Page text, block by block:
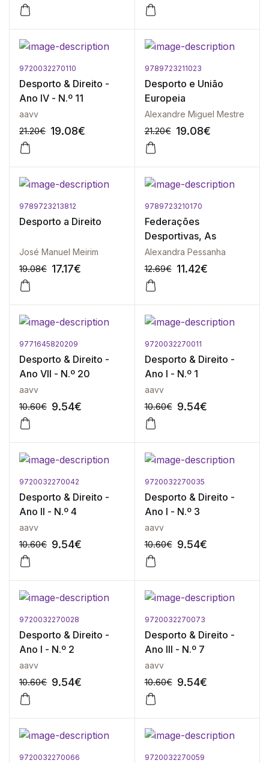
9720032270110
Desporto & Direito -
Ano IV - N.º 11
aavv
21.20€ 19.08€
9789723211023
Desporto e União
Europeia
Alexandre Miguel Mestre
21.20€ 19.08€
9789723213812
Desporto a Direito
José Manuel Meirim
19.08€ 17.17€
9789723210170
Federações
Desportivas, As
Alexandra Pessanha
12.69€ 11.42€
9771645820209
Desporto & Direito -
Ano VII - N.º 20
aavv
10.60€ 9.54€
9720032270011
Desporto & Direito -
Ano I - N.º 1
aavv
10.60€ 9.54€
9720032270042
Desporto & Direito -
Ano II - N.º 4
aavv
10.60€ 9.54€
9720032270035
Desporto & Direito -
Ano I - N.º 3
aavv
10.60€ 9.54€
9720032270028
Desporto & Direito -
Ano I - N.º 2
aavv
10.60€ 9.54€
9720032270073
Desporto & Direito -
Ano III - N.º 7
aavv
10.60€ 9.54€
9720032270066 9720032270059